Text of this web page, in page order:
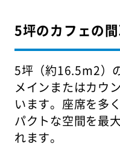
5坪のカフェの
5坪（約16.5m2）
メインまたはカウ
います。座席を多
パクトな空間を最
れます。